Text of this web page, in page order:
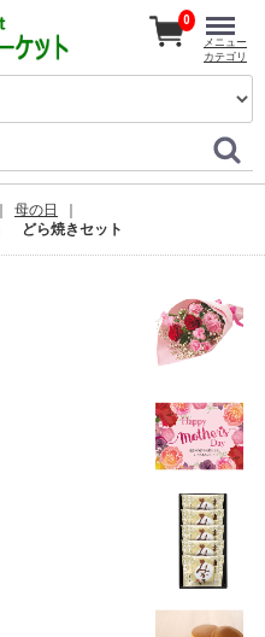
0
メニュー
カテゴリ
母の日
どら焼きセット